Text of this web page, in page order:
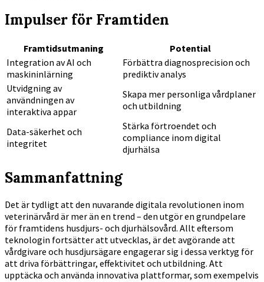
Impulser för Framtiden
Framtidsutmaning
Potential
Integration av AI och
maskininlärning
Förbättra diagnosprecision och
prediktiv analys
Utvidgning av
användningen av
interaktiva appar
Skapa mer personliga vårdplaner
och utbildning
Data-säkerhet och
integritet
Stärka förtroendet och
compliance inom digital
djurhälsa
Sammanfattning
Det är tydligt att den nuvarande digitala revolutionen inom
veterinärvård är mer än en trend – den utgör en grundpelare
för framtidens husdjurs- och djurhälsovård. Allt eftersom
teknologin fortsätter att utvecklas, är det avgörande att
vårdgivare och husdjursägare engagerar sig i dessa verktyg för
att driva förbättringar, effektivitet och utbildning. Att
upptäcka och använda innovativa plattformar, som exempelvis